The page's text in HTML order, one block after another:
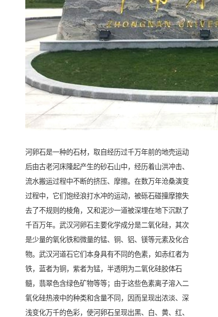
河卵石是一种的石材，取自经历过千万年前的地壳运动
后由古老河床隆起产生的砂石山中，经历着山洪冲击、
流水搬运过程中不断的挤压、摩擦。在数万年沧桑演变
过程中，它们饱经浪打水冲的运动，被砾石碰撞摩擦失
去了不规则的棱角，又和泥沙一道被深埋在地下沉默了
千百万年。武汉河卵石主要化学成分是二氧化硅，其次
是少量的氧化铁和微量的锰、铜、铝、镁等元素及化合
物。武汉河道石它们本身具有不同的色素，如赤红者为
铁，蓝者为铜，紫者为锰，半透明为二氧化硅胶体石
髓，翡翠色含绿色矿物等等；由于这些色素离子溶入二
氧化硅热液中的种类和含量不同，因而呈现出浓淡、深
浅变化万千的色彩，使河卵石呈现出黑、白、黄、红、